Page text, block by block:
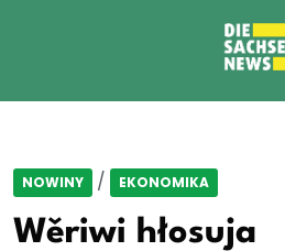
NOWINY / EKONOMIKA
Wěriwi hłosuja